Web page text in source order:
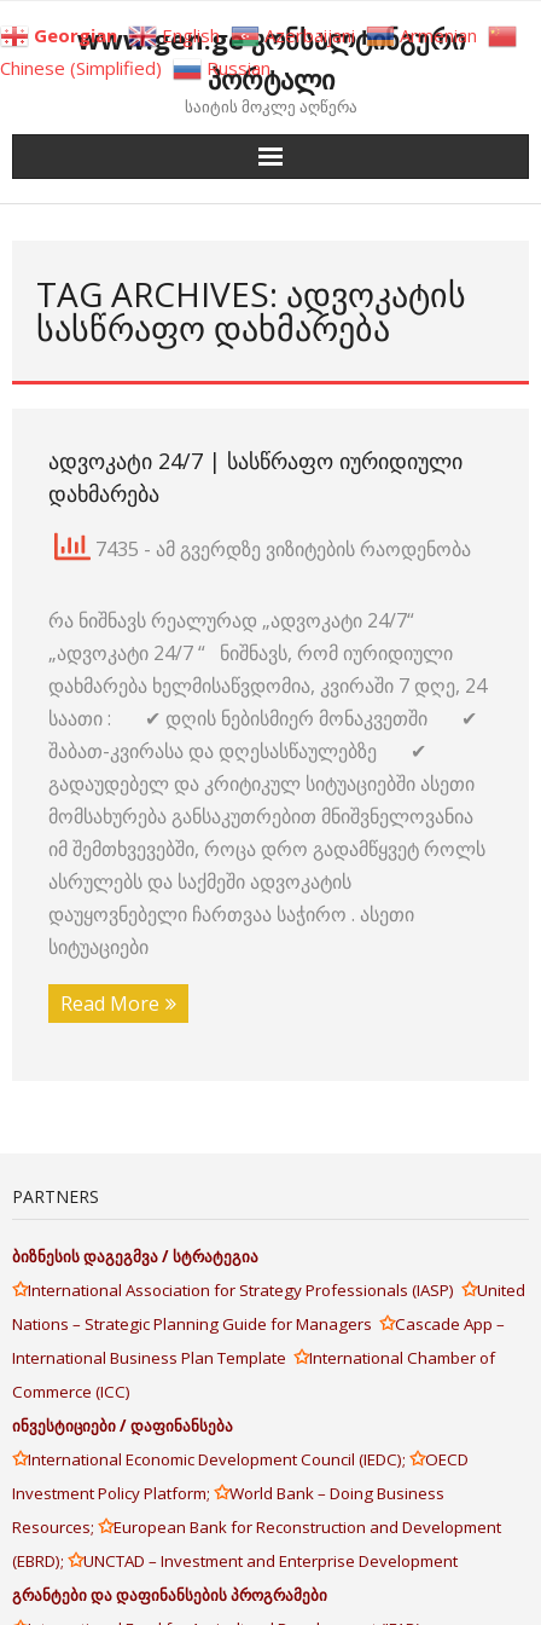
to
content
www.gen.ge კონსალტინგური
პორტალი
საიტის მოკლე აღწერა
TAG ARCHIVES: ᲐᲓᲕᲝᲙᲐᲢᲘᲡ
ᲡᲐᲡᲬᲠᲐᲤᲝ ᲓᲐᲮᲛᲐᲠᲔᲑᲐ
ᲐᲓᲕᲝᲙᲐᲢᲘ 24/7 | ᲡᲐᲡᲬᲠᲐᲤᲝ ᲘᲣᲠᲘᲓᲘᲣᲚᲘ
ᲓᲐᲮᲛᲐᲠᲔᲑᲐ
7435 - ამ გვერდზე ვიზიტების რაოდენობა
რა ნიშნავს რეალურად „ადვოკატი 24/7“
„ადვოკატი 24/7 “ ნიშნავს, რომ იურიდიული
დახმარება ხელმისაწვდომია, კვირაში 7 დღე, 24
საათი : ✔ დღის ნებისმიერ მონაკვეთში ✔
შაბათ-კვირასა და დღესასწაულებზე ✔
გადაუდებელ და კრიტიკულ სიტუაციებში ასეთი
მომსახურება განსაკუთრებით მნიშვნელოვანია
იმ შემთხვევებში, როცა დრო გადამწყვეტ როლს
ასრულებს და საქმეში ადვოკატის
დაუყოვნებელი ჩართვაა საჭირო . ასეთი
სიტუაციები
Read More
PARTNERS
ბიზნესისდაგეგმვა/სტრატეგია
✩International Association for Strategy Professionals (IASP) ✩United
Nations – Strategic Planning Guide for Managers ✩Cascade App –
International Business Plan Template ✩International Chamber of
Commerce (ICC)
ინვესტიციები/დაფინანსება
✩International Economic Development Council (IEDC); ✩OECD
Investment Policy Platform; ✩World Bank – Doing Business
Resources; ✩European Bank for Reconstruction and Development
(EBRD); ✩UNCTAD – Investment and Enterprise Development
გრანტებიდადაფინანსებისპროგრამები
Georgian English Azerbaijani
Armenian
Chinese (Simplified)
Russian